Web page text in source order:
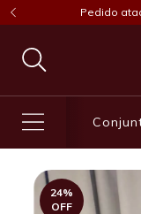
Pedido
24%
OFF